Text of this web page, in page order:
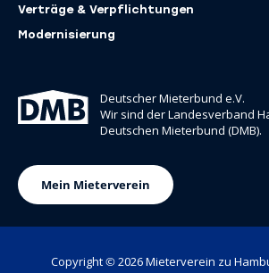
Verträge & ­Verpflichtungen
Modernisierung
Deutscher Mieterbund e.V.
Wir sind der Landesverband
Deutschen Mieterbund (DMB).
Mein Mieterverein
(öffnet in neuem Tab)
Copyright © 2026 Mieterverein zu